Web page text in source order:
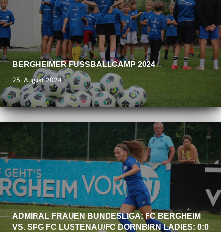
BERGHEIMER FUSSBALLCAMP 2024
25. August 2024
ADMIRAL FRAUEN BUNDESLIGA: FC BERGHEIM
VS. SPG FC LUSTENAU/FC DORNBIRN LADIES: 0:0